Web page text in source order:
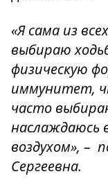
«Я сама из
выбираю
физическую
иммунитет,
часто
наслаждаюсь
воздухом», –
Сергеевна.